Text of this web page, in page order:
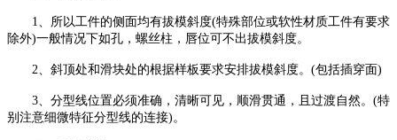
1、所以工件的侧面均有拔模斜度(特殊部位或软性材质工件有要求
除外)一般情况下如孔，螺丝柱，唇位可不出拔模斜度。
2、斜顶处和滑块处的根据样板要求安排拔模斜度。(包括插穿面)
3、分型线位置必须准确，清晰可见，顺滑贯通，且过渡自然。(特
别注意细微特征分型线的连接)。